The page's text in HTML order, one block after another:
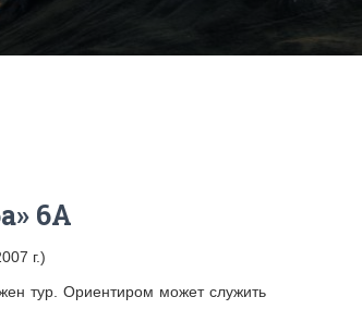
6А
г.)
тур. Ориентиром может служить